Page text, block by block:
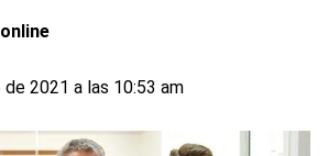
de 2021 a las 10:53 am